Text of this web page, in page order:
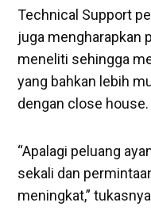
Technical Support
juga mengharapkan
meneliti sehingga
yang bahkan lebih
dengan close house.
“Apalagi peluang
sekali dan
meningkat,”